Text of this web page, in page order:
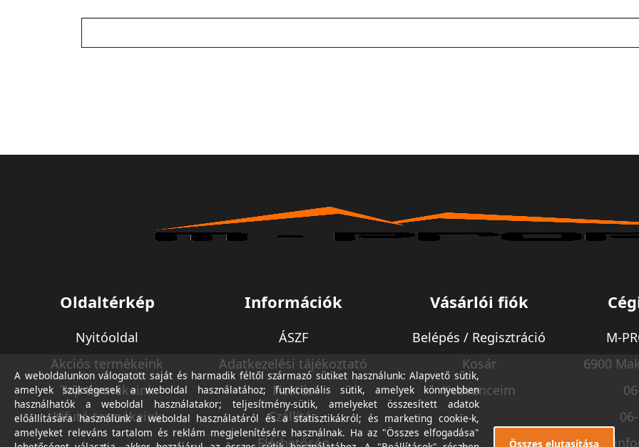
Oldaltérkép
Nyitóoldal
Akciós termékeink
Top termékeink
Kifutó termékeink
Információk
ÁSZF
Adatkezelési tájékoztató
Fizetés
Szállítás
Elérhetőség
Vásárlói fiók
Belépés / Regisztráció
Kosár
Kedvenceim
M-
6900
A weboldalunkon válogatott saját és harmadik féltől származó sütiket használunk: Alapvető sütik,
amelyek szükségesek a weboldal használatához; funkcionális sütik, amelyek könnyebben
használhatók a weboldal használatakor; teljesítmény-sütik, amelyeket összesített adatok
előállítására használunk a weboldal használatáról és a statisztikákról; és marketing cookie-k,
amelyeket releváns tartalom és reklám megjelenítésére használnak. Ha az "Összes elfogadása"
Összes elutasítása